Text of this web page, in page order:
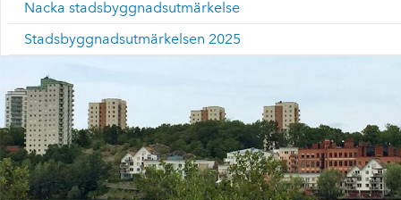
Nacka stadsbyggnadsutmärkelse
Stadsbyggnadsutmärkelsen 2025